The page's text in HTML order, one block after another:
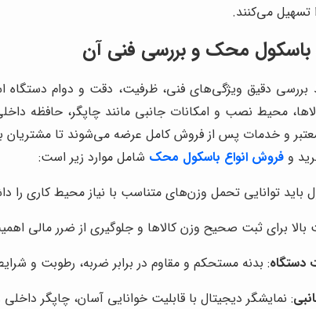
تسهیل می‌کنند.
باسکول محک و بررسی فنی آن
بررسی دقیق ویژگی‌های فنی، ظرفیت، دقت و دوام
محیط نصب و امکانات جانبی مانند چاپگر، حافظه
و خدمات پس از فروش کامل عرضه می‌شوند تا مشتریان
و فروش انواع باسکول محک شامل موارد زیر است:
باید توانایی تحمل وزن‌های متناسب با نیاز محیط کاری را
بالا برای ثبت صحیح وزن کالاها و جلوگیری از ضرر مالی
دستگاه: بدنه مستحکم و مقاوم در برابر ضربه، رطوبت و
: نمایشگر دیجیتال با قابلیت خوانایی آسان، چاپگر